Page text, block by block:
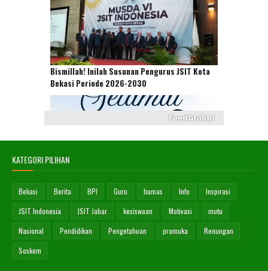
Bismillah! Inilah Susunan Pengurus JSIT Kota
Bekasi Periode 2026-2030
Ketua JSIT Kota Bekasi
KATEGORI PILIHAN
Bekasi Berita BPI Guru humas Info
Inspirasi
JSIT Indonesia
JSIT Jabar kesiswaan Motivasi
mutu
Nasional
Pendidikan Pengetahuan pramuka
Renungan
Soskem